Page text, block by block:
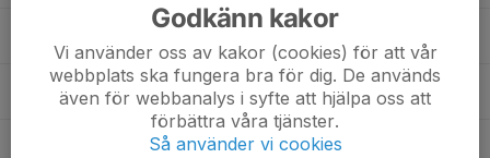
Muska Bibic
2. Nova Kapténs
Godkänn kakor
Vi använder oss av kakor (cookies) för att vår
webbplats ska fungera bra för dig. De används
även för webbanalys i syfte att hjälpa oss att
förbättra våra tjänster.
Så använder vi cookies